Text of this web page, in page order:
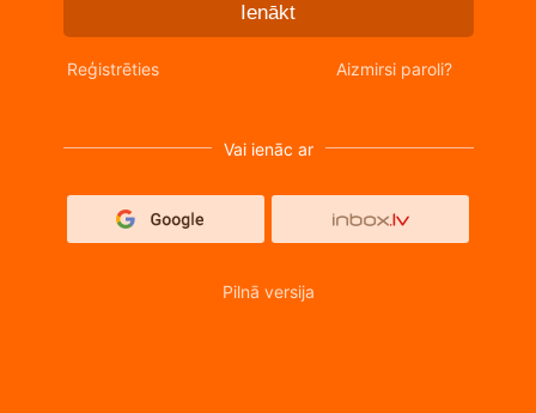
Ienākt
Reģistrēties Aizmirsi paroli?
Vai ienāc ar
Pilnā versija